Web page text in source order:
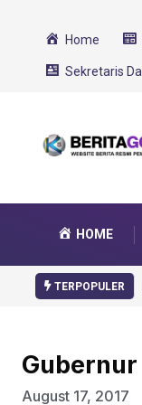
Home
Sekretaris
HOME
TERPOPULER
Gubernur
August 17, 2017